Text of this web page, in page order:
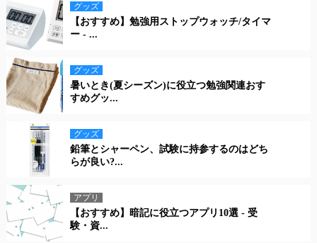
グッズ
【おすすめ】勉強用ストップウォッチ/タイマ
ー - ...
グッズ
暑いとき(夏シーズン)に役立つ勉強関連おす
すめグッ...
グッズ
鉛筆とシャーペン、試験に持参するのはどち
らが良い?...
アプリ
【おすすめ】暗記に役立つアプリ10選 - 受
験・資...